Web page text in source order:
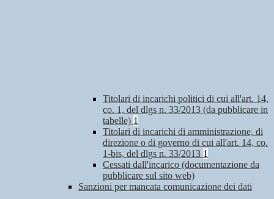
Titolari di incarichi politici di cui all'art. 14,
co. 1, del dlgs n. 33/2013 (da pubblicare in
tabelle) 1
Titolari di incarichi di amministrazione, di
direzione o di governo di cui all'art. 14, co.
1-bis, del dlgs n. 33/2013 1
Cessati dall'incarico (documentazione da
pubblicare sul sito web)
Sanzioni per mancata comunicazione dei dati